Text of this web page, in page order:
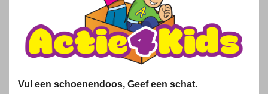
Vul een schoenendoos, Geef een schat.